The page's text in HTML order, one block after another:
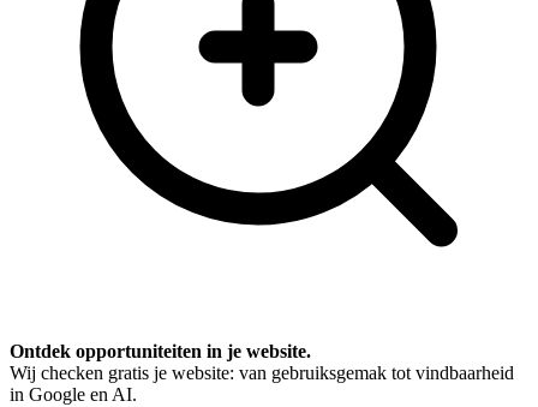
Ontdek opportuniteiten in je website.
Wij checken gratis je website: van gebruiksgemak tot vindbaarheid
in Google en AI.